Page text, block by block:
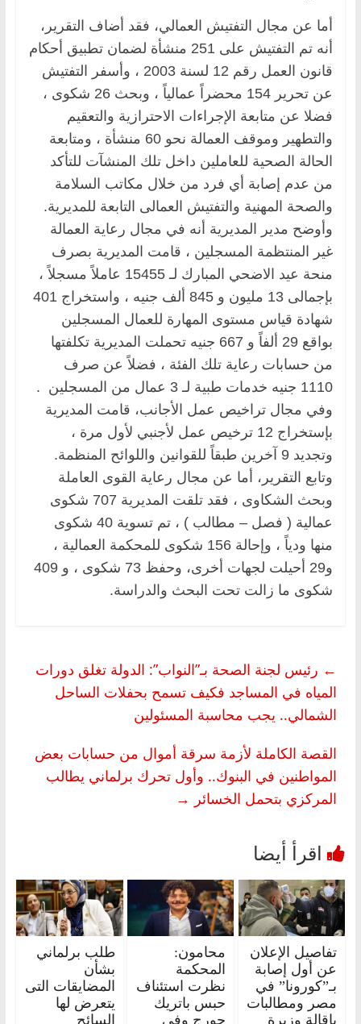
أما عن مجال التفتيش العمالي، فقد أضاف التقرير،
أنه تم التفتيش على 251 منشأة لضمان تطبيق أحكام
قانون العمل رقم 12 لسنة 2003 ، وأسفر التفتيش
عن تحرير 154 محضراً عمالياً ، وبحث 26 شكوى ،
فضلا عن متابعة الإجراءات الاحترازية والتعقيم
والتطهير وموقف العمالة نحو 60 منشأة ، ومتابعة
الحالة الصحية للعاملين داخل تلك المنشآت للتأكد
من عدم إصابة أي فرد من خلال مكاتب السلامة
والصحة المهنية والتفتيش العمالى التابعة للمديرية.
وأوضح مدير المديرية أنه في مجال رعاية العمالة
غير المنتظمة المسجلين ، قامت المديرية بصرف
منحة عيد الاضحي المبارك لـ 15455 عاملاً مسجلاً ،
بإجمالى 13 مليون و 845 ألف جنيه ، واستخراج 401
شهادة قياس مستوى المهارة للعمال المسجلين
بواقع 29 ألفاً و 667 جنيه تحملت المديرية تكلفتها
من حسابات رعاية تلك الفئة ، فضلاً عن صرف
1110 جنيه خدمات طبية لـ 3 عمال من المسجلين .
وفي مجال تراخيص عمل الأجانب، قامت المديرية
بإستخراج 12 ترخيص عمل لأجنبي لأول مرة ،
وتجديد 9 آخرين طبقاً للقوانين واللوائح المنظمة.
وتابع التقرير، أما عن مجال رعاية القوى العاملة
وبحث الشكاوى ، فقد تلقت المديرية 707 شكوى
عمالية ( فصل – مطالب ) ، تم تسوية 40 شكوى
منها ودياً ، وإحالة 156 شكوى للمحكمة العمالية ،
و29 أحيلت لجهات أخرى، وحفظ 73 شكوى ، و 409
شكوى ما زالت تحت البحث والدراسة.
← رئيس لجنة الصحة بـ”النواب”: الدولة تغلق دورات
المياه في المساجد فكيف تسمح بحفلات الساحل
الشمالي.. يجب محاسبة المسئولين
القصة الكاملة لأزمة سرقة أموال من حسابات بعض
المواطنين في البنوك.. وأول تحرك برلماني يطالب
المركزي بتحمل الخسائر →
تفاصيل الإعلان
عن أول إصابة
بـ”كورونا” في
مصر ومطالبات
بإقالة وزيرة
محامون:
المحكمة
نظرت استئناف
حبس باتريك
جورج وفي
طلب برلماني
بشأن
المضايقات التى
يتعرض لها
السائح